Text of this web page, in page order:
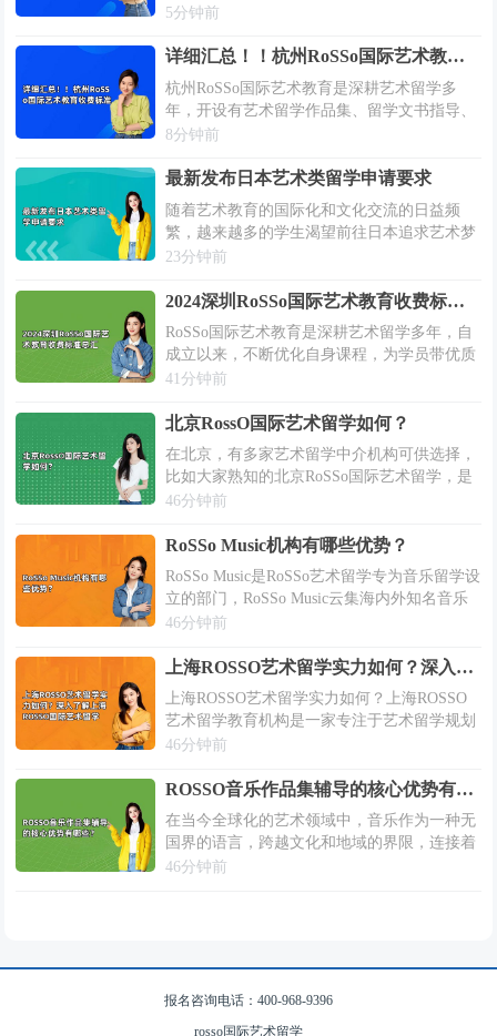
为这是艺术留学准备期间必不可少的一项评估
5分钟前
详细汇总！！杭州RoSSo国际艺术教育收费标准
杭州RoSSo国际艺术教育是深耕艺术留学多
年，开设有艺术留学作品集、留学文书指导、
背景提升等主要艺术留学指导课程，还考虑到
LEVEL艺术课程、AP艺术课程、BTEC...
8分钟前
最新发布日本艺术类留学申请要求
随着艺术教育的国际化和文化交流的日益频
繁，越来越多的学生渴望前往日本追求艺术梦
想。2026年，日本的艺术类留学项目继续以其
艺术理念吸引着全球的目光。无论是传统的...
23分钟前
2024深圳RoSSo国际艺术教育收费标准总汇
RoSSo国际艺术教育是深耕艺术留学多年，自
成立以来，不断优化自身课程，为学员带优质
的艺术留学指导服务。2024深圳RoSSo国际艺
学课程，开设有艺术留学作品集...
41分钟前
北京RossO国际艺术留学如何？
在北京，有多家艺术留学中介机构可供选择，
比如大家熟知的北京RoSSo国际艺术留学，是
一所专注于“作品集培训，艺术留学规划”的专
学中介对于提供准确而个性化的留学建...
46分钟前
RoSSo Music机构有哪些优势？
RoSSo Music是RoSSo艺术留学专为音乐留学设
立的部门，RoSSo Music云集海内外知名音乐
专家、教授，搭档音乐学院海归导师，为每一
Music机...
46分钟前
上海ROSSO艺术留学实力如何？深入了解上海ROSSO国际艺术留学
上海ROSSO艺术留学实力如何？上海ROSSO
艺术留学教育机构是一家专注于艺术留学规划
指导的中介平台，为即将进行艺术留学或已做
导、院校申请流程指导服务。下文就来...
46分钟前
ROSSO音乐作品集辅导的核心优势有哪些？
在当今全球化的艺术领域中，音乐作为一种无
国界的语言，跨越文化和地域的界限，连接着
世界各地的心灵。ROSSO国际音乐作品集辅
46分钟前
报名咨询电话：400-968-9396
rosso国际艺术留学